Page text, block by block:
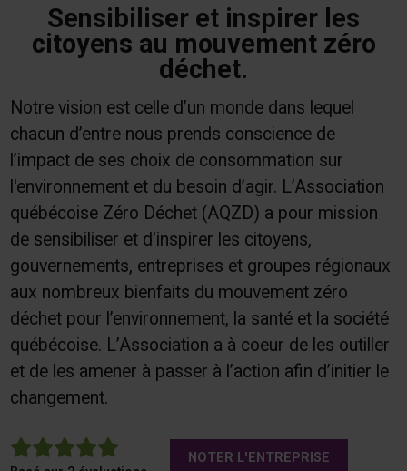
Sensibiliser et inspirer les
citoyens au mouvement zéro
déchet.
Notre vision est celle d’un monde dans lequel
chacun d’entre nous prends conscience de
l’impact de ses choix de consommation sur
l'environnement et du besoin d’agir. L’Association
québécoise Zéro Déchet (AQZD) a pour mission
de sensibiliser et d’inspirer les citoyens,
gouvernements, entreprises et groupes régionaux
aux nombreux bienfaits du mouvement zéro
déchet pour l’environnement, la santé et la société
québécoise. L’Association a à coeur de les outiller
et de les amener à passer à l’action afin d’initier le
changement.
5 NOTER L'ENTREPRISE